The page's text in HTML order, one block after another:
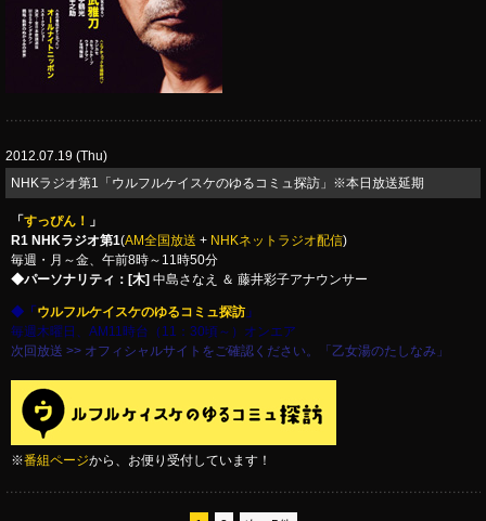
2012.07.19 (Thu)
NHKラジオ第1「ウルフルケイスケのゆるコミュ探訪」※本日放送延期
「 すっぴん！
」
R1 NHKラジオ第1(AM全国放送 + NHKネットラジオ配信)
毎週・月～金、午前8時～11時50分
◆パーソナリティ：[木] 中島さなえ ＆ 藤井彩子アナウンサー
◆「 ウルフルケイスケのゆるコミュ探訪 」
毎週木曜日、AM11時台（11：30頃～）オンエア
次回放送 >> オフィシャルサイトをご確認ください。「乙女湯のたしなみ」
※番組ページから、お便り受付しています！